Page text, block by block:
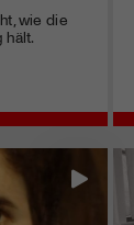
wie die
hält.